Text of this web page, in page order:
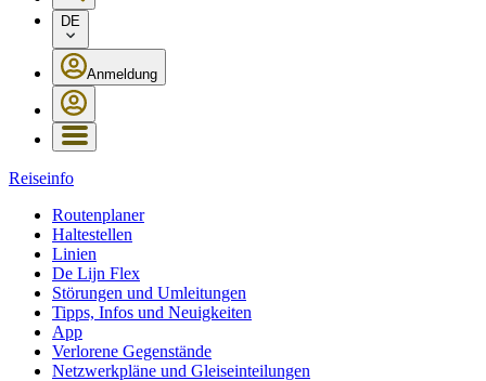
DE
Anmeldung
Reiseinfo
Routenplaner
Haltestellen
Linien
De Lijn Flex
Störungen und Umleitungen
Tipps, Infos und Neuigkeiten
App
Verlorene Gegenstände
Netzwerkpläne und Gleiseinteilungen